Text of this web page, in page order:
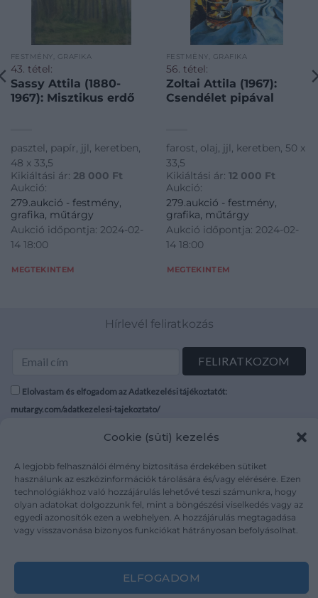
Cookie (süti) kezelés
A legjobb felhasználói élmény biztosítása érdekében sütiket
használunk az eszközinformációk tárolására és/vagy elérésére. Ezen
technológiákhoz való hozzájárulás lehetővé teszi számunkra, hogy
olyan adatokat dolgozzunk fel, mint a böngészési viselkedés vagy az
egyedi azonosítók ezen a webhelyen. A hozzájárulás megtagadása
vagy visszavonása bizonyos funkciókat hátrányosan befolyásolhat.
ELFOGADOM
FESTMÉNY, GRAFIKA
43. tétel:
Sassy Attila (1880-
1967): Misztikus erdő
pasztel, papír, jjl, keretben,
48 x 33,5
Kikiáltási ár: 28 000 Ft
Aukció:
279.aukció - festmény,
grafika, műtárgy
Aukció időpontja: 2024-02-
14 18:00
MEGTEKINTEM
FESTMÉNY, GRAFIKA
56. tétel:
Zoltai Attila (1967):
Csendélet pipával
farost, olaj, jjl, keretben, 50 x
33,5
Kikiáltási ár: 12 000 Ft
Aukció:
279.aukció - festmény,
grafika, műtárgy
Aukció időpontja: 2024-02-
14 18:00
MEGTEKINTEM
Hírlevél feliratkozás
Elolvastam és elfogadom az Adatkezelési tájékoztatót:
mutargy.com/adatkezelesi-tajekoztato/
Médiaajánlat
Karrier
Kapcsolat
Áraink
ÁSZF
Adatvédelem
Impresszum